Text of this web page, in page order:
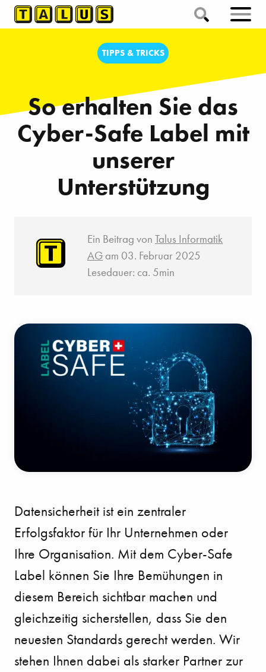
TIPPS & TRICKS
So erhalten Sie das
Cyber-Safe Label mit
unserer
Unterstützung
Ein Beitrag von Talus Informatik
AG am 03. Februar 2025
Lesedauer: ca. 5min
Datensicherheit ist ein zentraler
Erfolgsfaktor für Ihr Unternehmen oder
Ihre Organisation. Mit dem Cyber-Safe
Label können Sie Ihre Bemühungen in
diesem Bereich sichtbar machen und
gleichzeitig sicherstellen, dass Sie den
neuesten Standards gerecht werden. Wir
stehen Ihnen dabei als starker Partner zur